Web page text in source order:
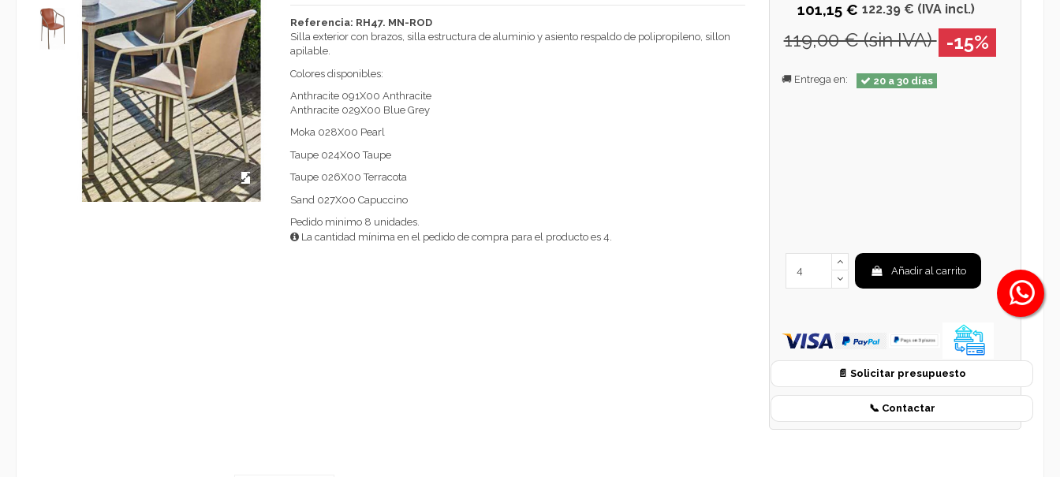
Referencia: RH47. MN-ROD
Silla exterior con brazos, silla estructura de aluminio y asiento respaldo de polipropileno, sillon
apilable.
Colores disponibles:
Anthracite 091X00 Anthracite
Anthracite 029X00 Blue Grey
Moka 028X00 Pearl
Taupe 024X00 Taupe
Taupe 026X00 Terracota
Sand 027X00 Capuccino
Pedido minimo 8 unidades.
Añadir al carrito
La cantidad mínima en el pedido de compra para el producto es 4.
101,15 € 122.39 € (IVA incl.)
119,00 € (sin IVA) -15%
🚚 Entrega en: 20 a 30 días
📄 Solicitar presupuesto
📞 Contactar